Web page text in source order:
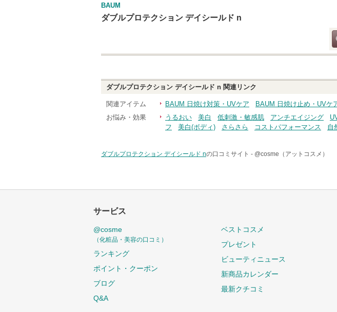
BAUM
ダブルプロテクション デイシールド n
ダブルプロテクション デイシールド n 関連リンク
関連アイテム BAUM 日焼け対策・UVケア BAUM 日焼け止め・UVケ
お悩み・効果
うるおい 美白 低刺激・敏感肌 アンチエイジング
フ
美白(ボディ) さらさら コストパフォーマンス 自
ダブルプロテクション デイシールド nの口コミサイト - @cosme（アットコスメ）
サービス
@cosme
（化粧品・美容の口コミ）
ランキング
ポイント・クーポン
ブログ
Q&A
ベストコスメ
プレゼント
ビューティニュース
新商品カレンダー
最新クチコミ